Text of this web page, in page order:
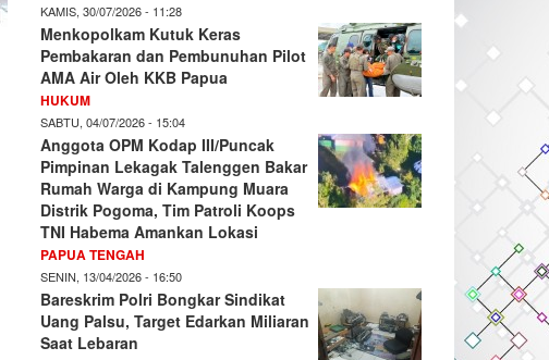
KAMIS, 30/07/2026 - 11:28
Menkopolkam Kutuk Keras
Pembakaran dan Pembunuhan Pilot
AMA Air Oleh KKB Papua
HUKUM
SABTU, 04/07/2026 - 15:04
Anggota OPM Kodap III/Puncak
Pimpinan Lekagak Talenggen Bakar
Rumah Warga di Kampung Muara
Distrik Pogoma, Tim Patroli Koops
TNI Habema Amankan Lokasi
PAPUA TENGAH
SENIN, 13/04/2026 - 16:50
Bareskrim Polri Bongkar Sindikat
Uang Palsu, Target Edarkan Miliaran
Saat Lebaran